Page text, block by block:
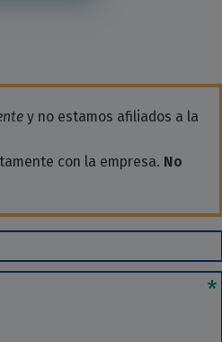
y no estamos afiliados a la
con la empresa. No